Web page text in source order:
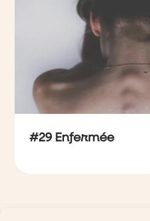
#29 Enfermée